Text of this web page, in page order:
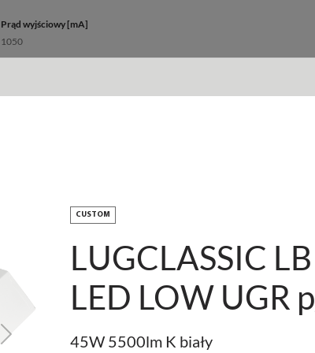
Next
CUSTOM
LUGCLASSIC LB
LED LOW UGR
45W 5500lm K biały
Prąd wyjściowy [mA]
1050
Maksymalna ilość opraw w obwodzie dla bezpiecznika 16A (B)
Wymiary